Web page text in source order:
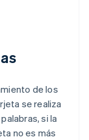
de los
se realiza
si la
no es más